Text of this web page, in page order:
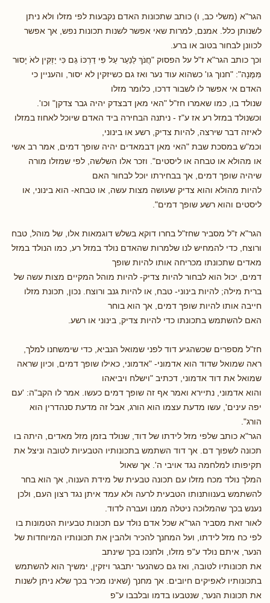
הגר"א (משלי כב, ו) כותב שתכונות האדם נקבעות לפי מזלו ולא ניתן
לשנותן כלל. אמנם, למרות שאי אפשר לשנות תכונות נפש, אך אפשר
לכוונן לבחור בטוב או ברע.
וכך כותב הגר"א ז"ל על הפסוק "חֲנֹךְ לַנַעַר עַל פִּי דַרְכּוֹ גַם כִּּי יַזְקִּין לאֹ יָסוּר
מִּמֶּנָה": "חנוך גו' כשהוא עוד נער ואז גם כשיזקין לא יסור, והעניין כי
האדם אי אפשר לו לשבור דרכו, כלומר מזלו
שנולד בו, כמו שאמרו חז"ל "האי מאן דבצדק יהיה גבר צדקן" וכו'.
וכשנולד במזל רע אז ע"ז - ניתנה הבחירה ביד האדם שיוכל לאחוז במזלו
לאיזה דבר שירצה, להיות צדיק, רשע או בינוני,
וכמ"ש במסכת שבת "האי מאן דבמאדים יהיה שופך דמים, אמר רב אשי
או מהולא או טבחה או ליסטים". וזכר אלו השלשה, לפי שמזלו מורה
שיהיה שופך דמים, אך בבחירתו יוכל לבחור האם
להיות מהולא והוא צדיק שעושה מצות עשה, או טבחא- הוא בינוני, או
ליסטים והוא רשע שופך דמים".
הגר"א ז"ל מסביר שחז"ל בחרו דוקא בשלש דוגמאות אלו, של מוהל, טבח
ורוצח, כדי להמחיש לנו שלמרות שהאדם נולד במזל רע, כמו הנולד במזל
מאדים שתכונתו מכריחה אותו להיות שופך
דמים, יכול הוא לבחור להיות צדיק- להיות מוהל המקיים מצות עשה של
ברית מילה; להיות בינוני- טבח, או להיות גנב ורוצח. נכון, תכונת מזלו
חייבה אותו להיות שופך דמים, אך הוא בוחר
האם להשתמש בתכונתו כדי להיות צדיק, בינוני או רשע.
חז"ל מספרים שכשהגיע דוד לפני שמואל הנביא, כדי שימשחנו למלך,
ראה שמואל שדוד הוא אדמוני- "אדמוני, כאילו שופך דמים, וכיון שראה
שמואל את דוד אדמוני, דכתיב "וישלח ויביאהו
והוא אדמוני, נתיירא ואמר אף זה שופך דמים כעשו. אמר לו הקב"ה: 'עם
יפה עינים', עשו מדעת עצמו הוא הורג, אבל זה מדעת סנהדרין הוא
הורג".
הגר"א כותב שלפי מזל לידתו של דוד, שנולד בזמן מזל מאדים, היתה בו
תכונה לשפוך דם. אך דוד השתמש בתכונותיו הטבעיות לטובה וניצל את
תקיפותו למלחמה נגד אויבי ה'. אך שאול
המלך נולד מכח מזלו עם תכונה טבעית של מידת הענוה, אך הוא בחר
להשתמש בענוותנותו הטבעית לרעה ולא עמד איתן נגד רצון העם, ולכן
נענש בכך שהמלוכה ניטלה ממנו ועברה לדוד.
לאור זאת מסביר הגר"א שכל אדם נולד עם תכונות טבעיות הטמונות בו
לפי כח מזל לידתו, ועל המחנך להכיר ולהבין את תכונותיו המיוחדות של
הנער, איתם נולד ע"פ מזלו, ולחנכו בכך שינתב
את תכונותיו לטובה, ואז גם כשהנער יתבגר ויזקין, ימשיך הוא להשתמש
בתכונותיו לאפיקים חיובים. אך מחנך (שאינו מכיר בכך שלא ניתן לשנות
את תכונות הנער, שנטבעו בדמו ובלבבו ע"פ